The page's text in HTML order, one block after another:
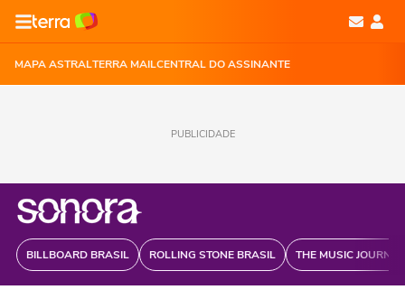
MAPA ASTRALTERRA MAILCENTRAL DO ASSINANTE
PUBLICIDADE
BILLBOARD BRASIL ROLLING STONE BRASIL THE MUSIC